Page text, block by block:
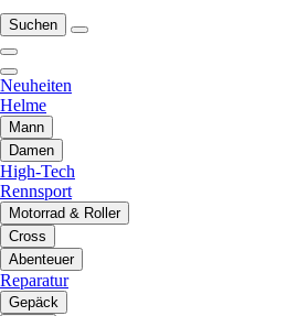
Suchen
Neuheiten
Helme
Mann
Damen
High-Tech
Rennsport
Motorrad & Roller
Cross
Abenteuer
Reparatur
Gepäck